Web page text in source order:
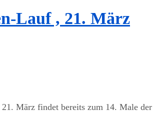
Lauf , 21. März
März findet bereits zum 14. Male der